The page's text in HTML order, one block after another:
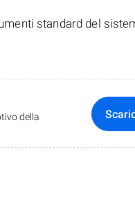
standard del
della